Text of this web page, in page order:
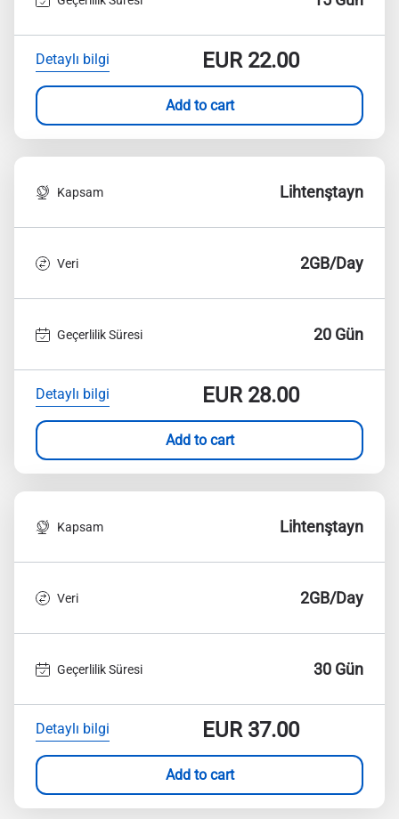
Detaylı bilgi EUR22.00
Add to cart
Kapsam Lihtenştayn
Veri 2GB/Day
Geçerlilik Süresi 20 Gün
Detaylı bilgi EUR28.00
Add to cart
Kapsam Lihtenştayn
Veri 2GB/Day
Geçerlilik Süresi 30 Gün
Detaylı bilgi EUR37.00
Add to cart